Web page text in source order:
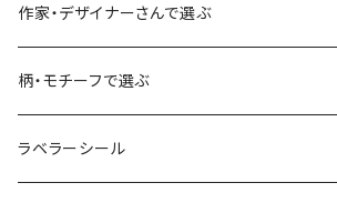
大枝活版室
星燈社
ミナペルホネン
大枝活版室
ロール付箋
表現社（作家もの）
Hutte paper works
ヨハク
作家・デザイナーさんで選ぶ
ネクタイ
Hutte paper works
柄・モチーフで選ぶ
フルーツ
ラベラーシール